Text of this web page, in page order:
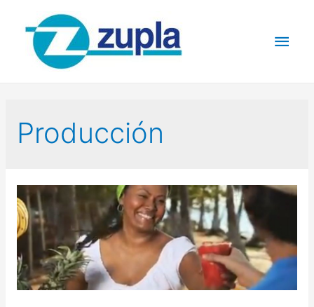
Producción